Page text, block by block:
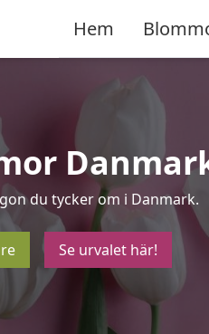
Hem
du tycker om i Danmark.
Se urvalet här!